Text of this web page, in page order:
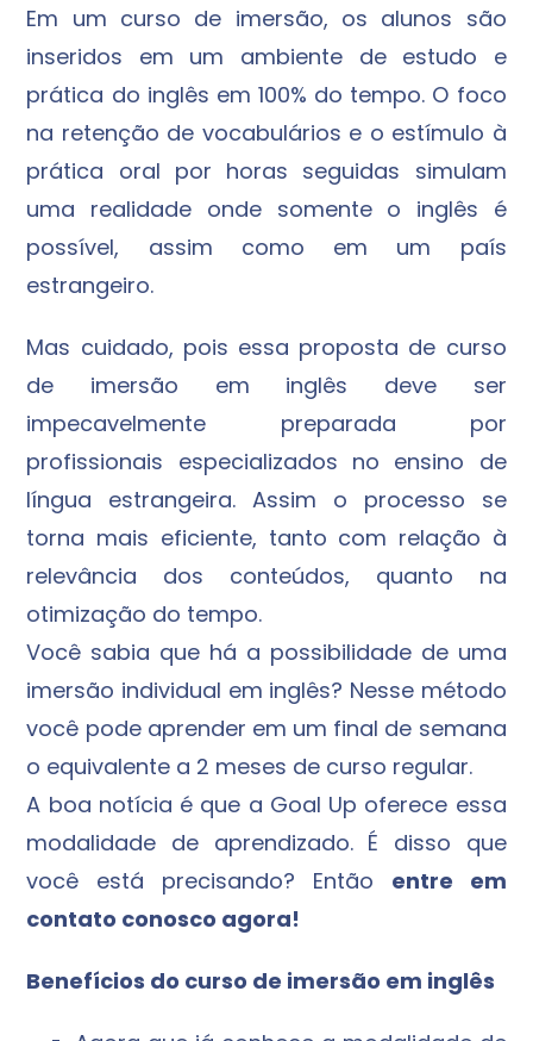
Em um curso de imersão, os alunos são
inseridos em um ambiente de estudo e
prática do inglês em 100% do tempo. O foco
na retenção de vocabulários e o estímulo à
prática oral por horas seguidas simulam
uma realidade onde somente o inglês é
possível, assim como em um país
estrangeiro.
Mas cuidado, pois essa proposta de curso
de imersão em inglês deve ser
impecavelmente preparada por
profissionais especializados no ensino de
língua estrangeira. Assim o processo se
torna mais eficiente, tanto com relação à
relevância dos conteúdos, quanto na
otimização do tempo.
Você sabia que há a possibilidade de uma
imersão individual em inglês? Nesse método
você pode aprender em um final de semana
o equivalente a 2 meses de curso regular.
A boa notícia é que a Goal Up oferece essa
modalidade de aprendizado. É disso que
você está precisando? Então entre em
contato conosco agora!
Benefícios do curso de imersão em inglês